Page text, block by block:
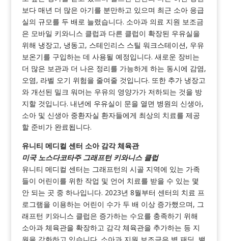
보다 매년 더 많은 아기를 분만하고 있으며 최근 소아 응급
실의 규모를 두 배로 늘렸습니다. 소아과 의료 지원 보조금
은 모바일 키와니스 클럽과 다른 클럽이 확장된 우유실을
위해 냉장고, 냉동고, 스테인리스 스틸 워크스테이션, 우유
보온기를 구입하는 데 사용될 예정입니다. 새로운 장비는
더 많은 보관과 더 나은 정리를 가능하게 하는 동시에 감염,
오염, 라벨 오기 위험을 줄여줄 것입니다. 또한 추가 냉장고
와 개선된 밀크 워머는 우유의 영양가가 저하되는 것을 방
지할 것입니다. 내년에 우유실이 문을 열면 병원의 신생아,
소아 및 신생아 중환자실 환자들에게 최상의 치료를 제공
할 준비가 완료됩니다.
유니티 메디컬 센터 소아 감각 체육관
미국 노스다코타주 그래프턴 키와니스 클럽
유니티 메디컬 센터는 그래프턴의 시골 지역에 있는 가족
들이 어린이를 위한 작업 및 언어 치료를 받을 수 있는 몇
안 되는 곳 중 하나입니다. 2023년 8월부터 센터의 치료 프
로그램을 이용하는 어린이 수가 두 배 이상 증가했으며, 그
래프턴 키와니스 클럽은 증가하는 수요를 충족하기 위해
소아과 체육관을 확장하고 감각 체육관을 추가하는 등 지